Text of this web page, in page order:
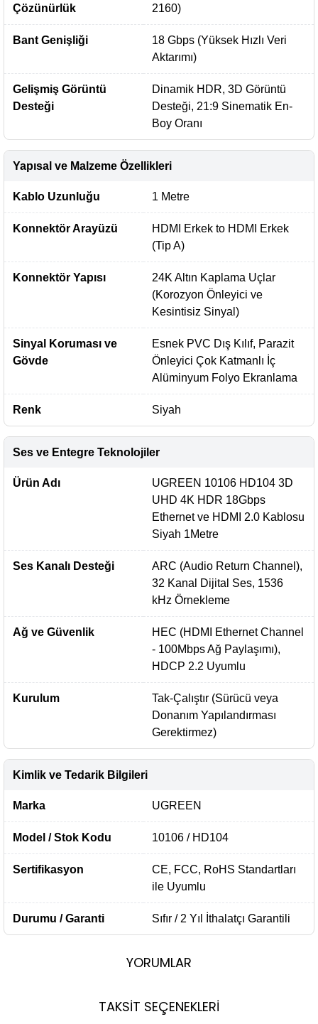
Çözünürlük
2160)
Bant Genişliği
18 Gbps (Yüksek Hızlı Veri
Aktarımı)
Gelişmiş Görüntü
Desteği
Dinamik HDR, 3D Görüntü
Desteği, 21:9 Sinematik En-
Boy Oranı
Yapısal ve Malzeme Özellikleri
Kablo Uzunluğu 1 Metre
Konnektör Arayüzü
HDMI Erkek to HDMI Erkek
(Tip A)
Konnektör Yapısı
24K Altın Kaplama Uçlar
(Korozyon Önleyici ve
Kesintisiz Sinyal)
Sinyal Koruması ve
Gövde
Esnek PVC Dış Kılıf, Parazit
Önleyici Çok Katmanlı İç
Alüminyum Folyo Ekranlama
Renk Siyah
Ses ve Entegre Teknolojiler
Ürün Adı
UGREEN 10106 HD104 3D
UHD 4K HDR 18Gbps
Ethernet ve HDMI 2.0 Kablosu
Siyah 1Metre
Ses Kanalı Desteği
ARC (Audio Return Channel),
32 Kanal Dijital Ses, 1536
kHz Örnekleme
Ağ ve Güvenlik
HEC (HDMI Ethernet Channel
- 100Mbps Ağ Paylaşımı),
HDCP 2.2 Uyumlu
Kurulum
Tak-Çalıştır (Sürücü veya
Donanım Yapılandırması
Gerektirmez)
Kimlik ve Tedarik Bilgileri
Marka UGREEN
Model / Stok Kodu 10106 / HD104
Sertifikasyon
CE, FCC, RoHS Standartları
ile Uyumlu
Durumu / Garanti Sıfır / 2 Yıl İthalatçı Garantili
YORUMLAR
TAKSİT SEÇENEKLERİ